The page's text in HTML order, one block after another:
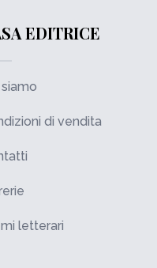
EDITRICE
di vendita
letterari